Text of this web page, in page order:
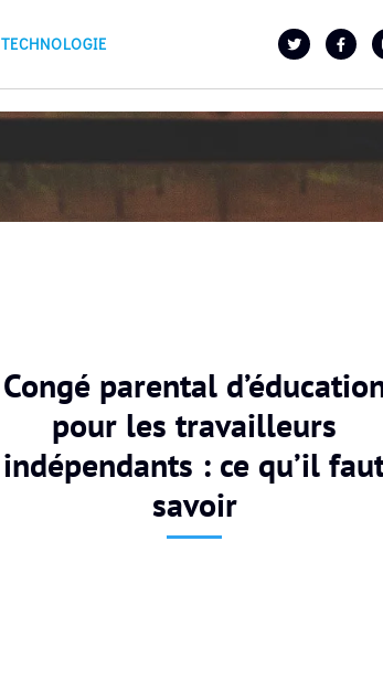
TECHNOLOGIE
Congé parental
pour les travailleurs
indépendants : ce qu’il
savoir